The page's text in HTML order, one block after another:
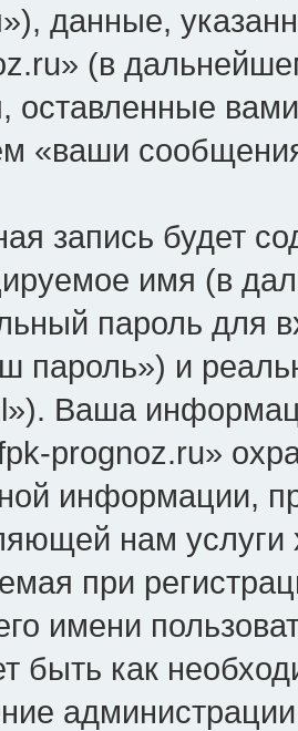
данные,
(в
оставленные
«ваши
запись будет
имя (в
пароль для
пароль») и
Ваша
prognoz.ru»
информации,
нам
при
имени
быть как